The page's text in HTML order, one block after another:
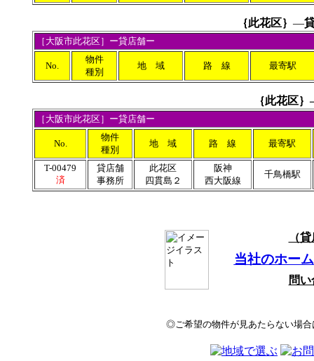
｛此花区｝ ―
［ 大阪市此花区］ー貸店舗ー
No.
物件
種別
地 域 路 線 最寄駅
｛此花区
［ 大阪市此花区］ー貸店舗ー
No.
物件
種別
地 域 路 線 最寄駅
T-00479
済
貸店舗
事務所
此花区
四貫島２
阪神
西大阪線
千鳥橋駅
（
当社のホー
問
◎ご希望の物件が見あたらない場